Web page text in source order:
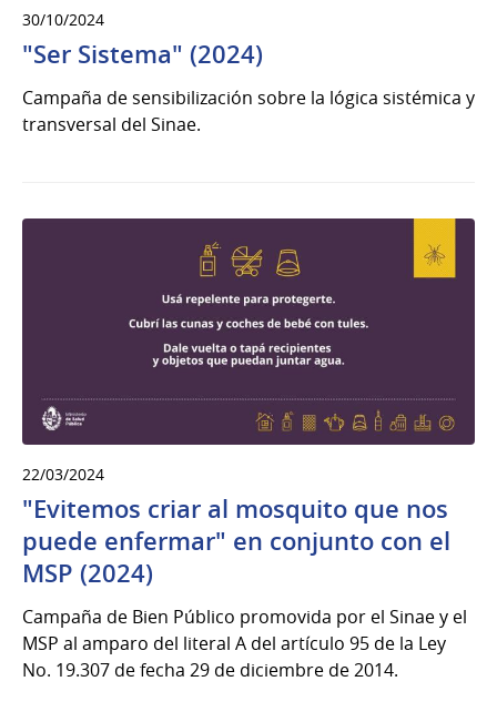
30/10/2024
"Ser Sistema" (2024)
Campaña de sensibilización sobre la lógica sistémica y
transversal del Sinae.
22/03/2024
"Evitemos criar al mosquito que nos
puede enfermar" en conjunto con el
MSP (2024)
Campaña de Bien Público promovida por el Sinae y el
MSP al amparo del literal A del artículo 95 de la Ley
No. 19.307 de fecha 29 de diciembre de 2014.